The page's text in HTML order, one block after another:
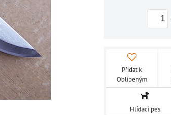
Přidat k
Oblíbeným
Hlídací pes